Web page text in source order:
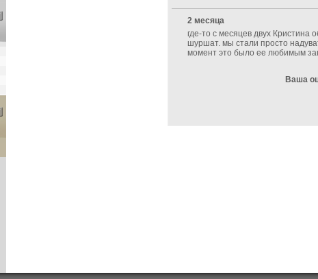
2 месяца
где-то с месяцев двух
шуршат. мы стали просто
момент это было ее любимым
Ваша